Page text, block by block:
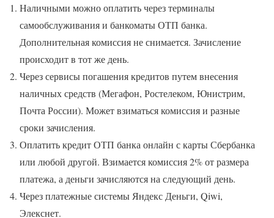
Наличными можно оплатить через терминалы
самообслуживания и банкоматы ОТП банка.
Дополнительная комиссия не снимается. Зачисление
происходит в тот же день.
Через сервисы погашения кредитов путем внесения
наличных средств (Мегафон, Ростелеком, Юнистрим,
Почта России). Может взиматься комиссия и разные
сроки зачисления.
Оплатить кредит ОТП банка онлайн с карты Сбербанка
или любой другой. Взимается комиссия 2% от размера
платежа, а деньги зачисляются на следующий день.
Через платежные системы Яндекс Деньги, Qiwi,
Элекснет.